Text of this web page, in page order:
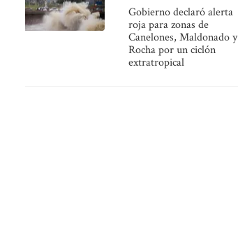
Gobierno declaró alerta
roja para zonas de
Canelones, Maldonado y
Rocha por un ciclón
extratropical